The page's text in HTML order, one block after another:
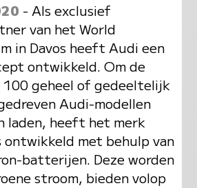
- Als exclusief
van het World
in Davos heeft Audi een
ontwikkeld. Om de
100 geheel of gedeeltelijk
Audi-modellen
laden, heeft het merk
ontwikkeld met behulp van
batterijen. Deze worden
stroom, bieden volop